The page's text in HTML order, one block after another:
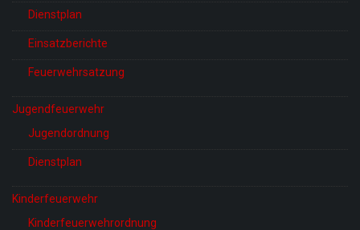
Dienstplan
Einsatzberichte
Feuerwehrsatzung
Jugendfeuerwehr
Jugendordnung
Dienstplan
Kinderfeuerwehr
Kinderfeuerwehrordnung